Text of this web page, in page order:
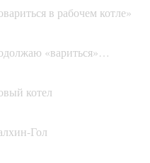
в рабочем котле»
«вариться»…
котел
Гол